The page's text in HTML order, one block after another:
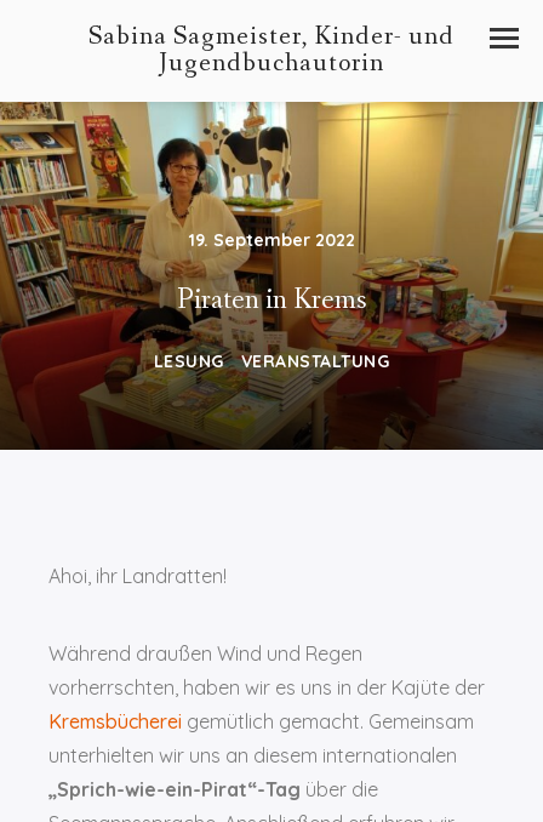
Sabina Sagmeister, Kinder- und
Jugendbuchautorin
19. September 2022
Piraten in Krems
LESUNG VERANSTALTUNG
Ahoi, ihr Landratten!
Während draußen Wind und Regen
vorherrschten, haben wir es uns in der Kajüte der
Kremsbücherei gemütlich gemacht. Gemeinsam
unterhielten wir uns an diesem internationalen
„Sprich-wie-ein-Pirat“-Tag über die